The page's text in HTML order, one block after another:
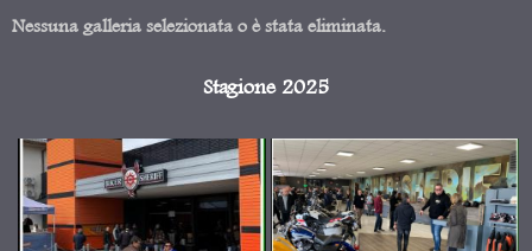
Nessuna galleria selezionata o è stata eliminata.
Stagione 2025